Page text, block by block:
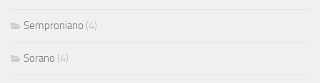
Semproniano (4)
Sorano (4)